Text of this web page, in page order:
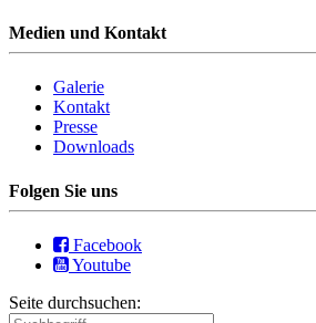
Medien und Kontakt
Galerie
Kontakt
Presse
Downloads
Folgen Sie uns
Facebook
Youtube
Seite durchsuchen: